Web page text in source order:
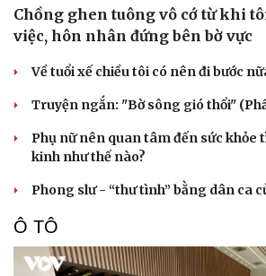
Chồng ghen tuông vô cớ từ khi
việc, hôn nhân đứng bên bờ vực
Về tuổi xế chiều tôi có nên đi bước
Truyện ngắn: "Bờ sông gió thổi"
Phụ nữ nên quan tâm đến sức khỏe
kinh như thế nào?
Phong slư - “thư tình” bằng dân ca
Ô TÔ